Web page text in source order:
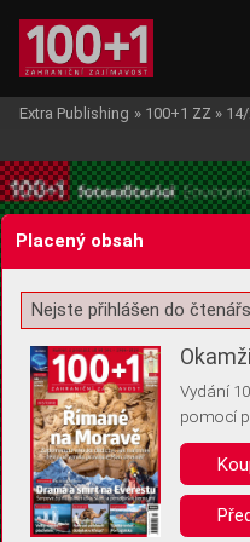
Žádost o souhlas s
Pro základní fungování webu
(tzv. cookies apod.). Rádi
uložením volitelných informací:
Anonymní unikátní ID
Extra Publishing » 100+1 ZZ »
Placený obsah
Nejste přihlášen do
Vydání
pomocí